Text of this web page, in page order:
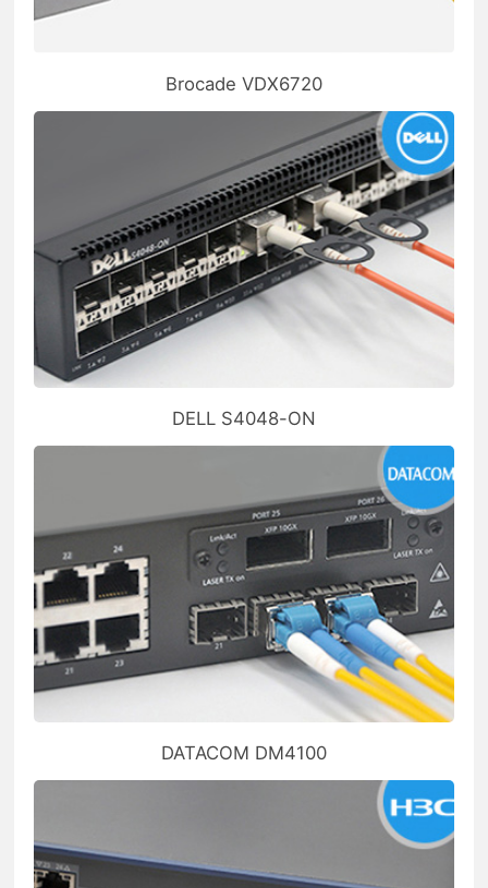
Brocade VDX6720
DELL S4048-ON
DATACOM DM4100